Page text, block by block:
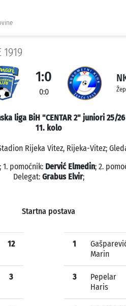
1919
1:0
0:0
liga BiH "CENTAR 2" juniori 25/26
11. kolo
Stadion Rijeka Vitez, Rijeka-Vitez;
; 1. pomoćnik: Dervić Elmedin; 2.
Delegat: Grabus Elvir;
Startna postava
12
3
1
Marin
3
Pepelar
Haris